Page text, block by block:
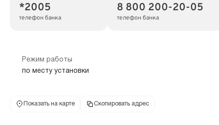
*2005
телефон банка
8 800 200-20-05
телефон банка
Режим работы
по месту установки
Показать на карте Скопировать адрес